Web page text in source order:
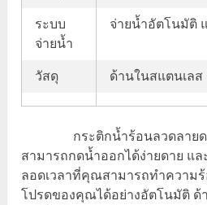
ระบบ
จ่ายน้ำ
จ่ายน้ำอัตโนมัติ
วัสดุ ด้านในสแตนเล
กระติกน้ำร้อนลวดลาย
สามารถกดน้ำออกได้ง่ายดาย แ
ลอดเวลาที่คุณสามารถทำความ
โปรดของคุณได้อย่างอัตโนมัติ ด้